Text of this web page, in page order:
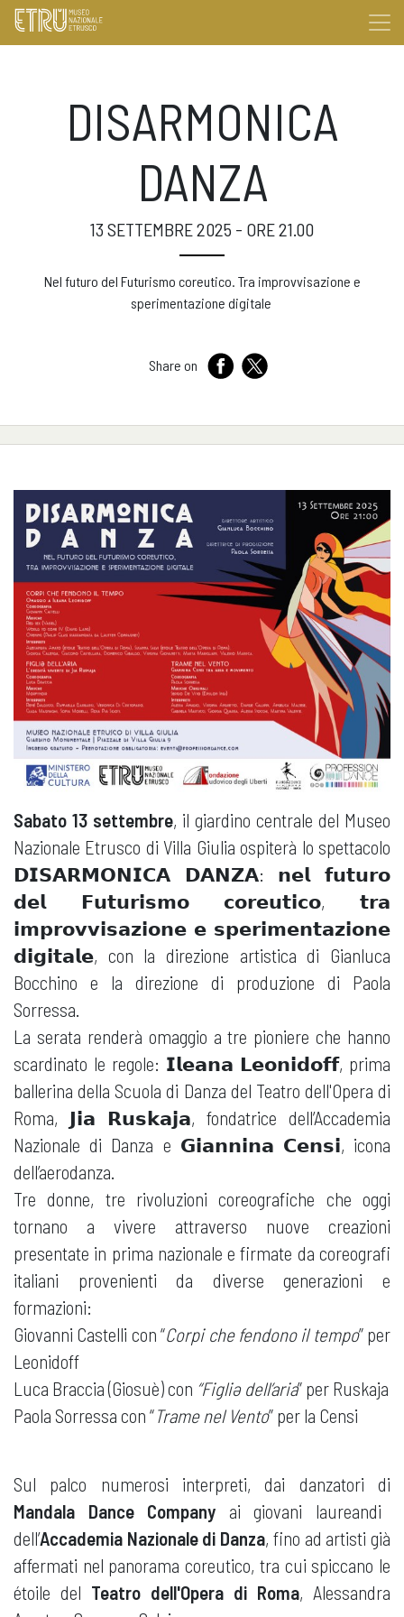
DISARMONICA
DANZA
13 SETTEMBRE 2025 - ORE 21.00
Nel futuro del Futurismo coreutico. Tra improvvisazione e
sperimentazione digitale
Share on
Sabato 13 settembre, il giardino centrale del Museo
Nazionale Etrusco di Villa Giulia ospiterà lo spettacolo
𝗗𝗜𝗦𝗔𝗥𝗠𝗢𝗡𝗜𝗖𝗔 𝗗𝗔𝗡𝗭𝗔: 𝗻𝗲𝗹 𝗳𝘂𝘁𝘂𝗿𝗼
𝗱𝗲𝗹 𝗙𝘂𝘁𝘂𝗿𝗶𝘀𝗺𝗼 𝗰𝗼𝗿𝗲𝘂𝘁𝗶𝗰𝗼, 𝘁𝗿𝗮
𝗶𝗺𝗽𝗿𝗼𝘃𝘃𝗶𝘀𝗮𝘇𝗶𝗼𝗻𝗲 𝗲 𝘀𝗽𝗲𝗿𝗶𝗺𝗲𝗻𝘁𝗮𝘇𝗶𝗼𝗻𝗲
𝗱𝗶𝗴𝗶𝘁𝗮𝗹𝗲, con la direzione artistica di Gianluca
Bocchino e la direzione di produzione di Paola
Sorressa.
La serata renderà omaggio a tre pioniere che hanno
scardinato le regole: 𝗜𝗹𝗲𝗮𝗻𝗮 𝗟𝗲𝗼𝗻𝗶𝗱𝗼𝗳𝗳, prima
ballerina della Scuola di Danza del Teatro dell'Opera di
Roma, 𝗝𝗶𝗮 𝗥𝘂𝘀𝗸𝗮𝗷𝗮, fondatrice dell’Accademia
Nazionale di Danza e 𝗚𝗶𝗮𝗻𝗻𝗶𝗻𝗮 𝗖𝗲𝗻𝘀𝗶, icona
dell’aerodanza.
Tre donne, tre rivoluzioni coreografiche che oggi
tornano a vivere attraverso nuove creazioni
presentate in prima nazionale e firmate da coreografi
italiani provenienti da diverse generazioni e
formazioni:
Giovanni Castelli con “Corpi che fendono il tempo” per
Leonidoff
Luca Braccia (Giosuè) con “Figliə dell’aria” per Ruskaja
Paola Sorressa con “Trame nel Vento” per la Censi
Sul palco numerosi interpreti, dai danzatori di
Mandala Dance Company ai giovani laureandi
dell’Accademia Nazionale di Danza, fino ad artisti già
affermati nel panorama coreutico, tra cui spiccano le
étoile del Teatro dell'Opera di Roma, Alessandra